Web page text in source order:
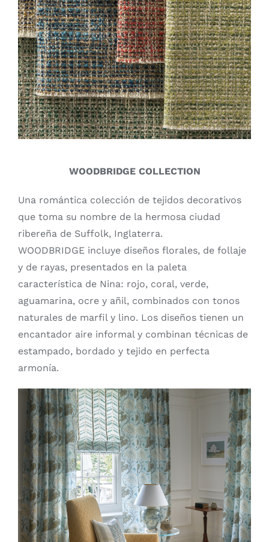
WOODBRIDGE COLLECTION
Una romántica colección de tejidos decorativos
que toma su nombre de la hermosa ciudad
ribereña de Suffolk, Inglaterra.
WOODBRIDGE incluye diseños florales, de follaje
y de rayas, presentados en la paleta
característica de Nina: rojo, coral, verde,
aguamarina, ocre y añil, combinados con tonos
naturales de marfil y lino. Los diseños tienen un
encantador aire informal y combinan técnicas de
estampado, bordado y tejido en perfecta
armonía.